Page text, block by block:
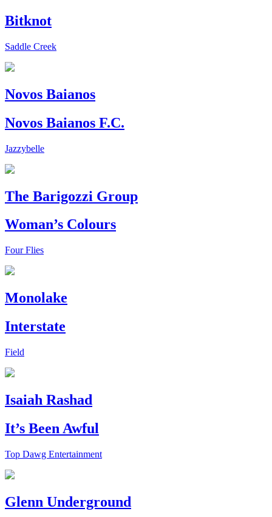
Bitknot
Saddle Creek
Novos Baianos
Novos Baianos F.C.
Jazzybelle
The Barigozzi Group
Woman’s Colours
Four Flies
Monolake
Interstate
Field
Isaiah Rashad
It’s Been Awful
Top Dawg Entertainment
Glenn Underground